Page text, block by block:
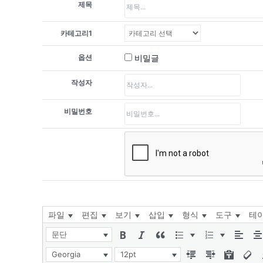
제목
카테고리1
옵션 비밀글
작성자
비밀번호
파일 편집 보기 삽입 형식 도구 테
문단
Georgia 12pt